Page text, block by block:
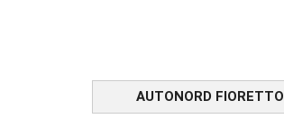
AUTONORD FIORETTO